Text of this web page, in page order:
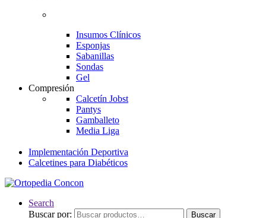
Insumos Clínicos
Esponjas
Sabanillas
Sondas
Gel
Compresión
Calcetín Jobst
Pantys
Gamballeto
Media Liga
Implementación Deportiva
Calcetines para Diabéticos
Search
Buscar por:
Buscar